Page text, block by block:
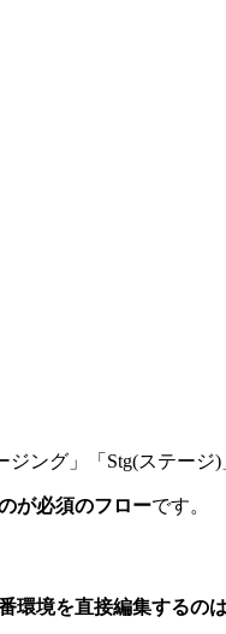
ング」「Stg(ステージ)
が必須のフローです。
環境を直接編集するの